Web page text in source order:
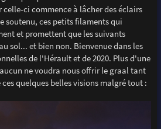
celle-ci commence à lâcher des éclairs
soutenu, ces petits filaments qui
et promettent que les suivants
sol... et bien non. Bienvenue dans les
de l'Hérault et de 2020. Plus d'une
ne voudra nous offrir le graal tant
quelques belles visions malgré tout :